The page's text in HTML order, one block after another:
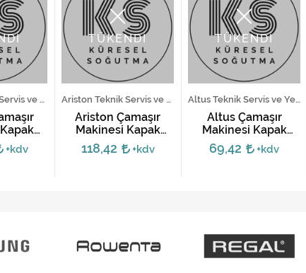
Ariston Teknik Servis ve Yedek Parça Hizmetleri
-
+kdv
TÜKENDİ
Ariston Teknik Servis ve Yedek Parça Hizmetleri
Ariston Çamaşır
Makinesi Kapak
Mandalı -
C00116576
118,42 +kdv
TÜKENDİ
Altus Teknik Servis ve Yedek Parça Hizmetleri
Altus Çamaşır
Makinesi Kapak
Mandalı
69,42 +kdv